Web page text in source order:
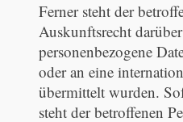
Ferner steht der
Auskunftsrecht
personenbezogene
oder an eine
übermittelt wurden.
steht der betroffenen